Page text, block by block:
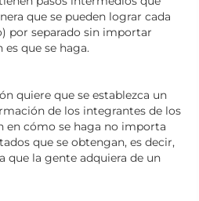
que se pueden lograr cada
por separado sin importar
que se haga.
quiere que se establezca un
de los integrantes de los
en cómo se haga no importa
que se obtengan, es decir,
que la gente adquiera de un